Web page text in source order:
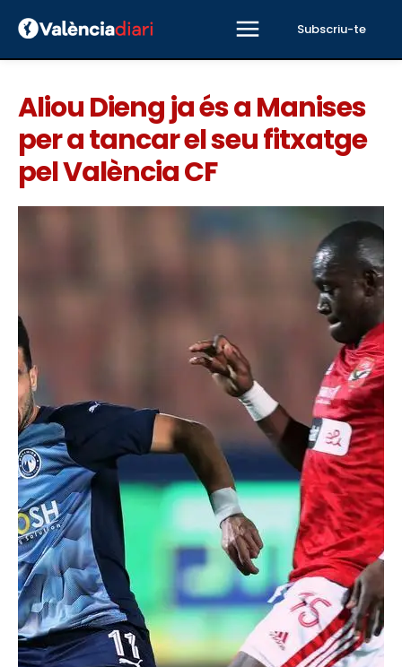
Subscriu-te
Aliou Dieng ja és a Manises
per a tancar el seu fitxatge
pel València CF